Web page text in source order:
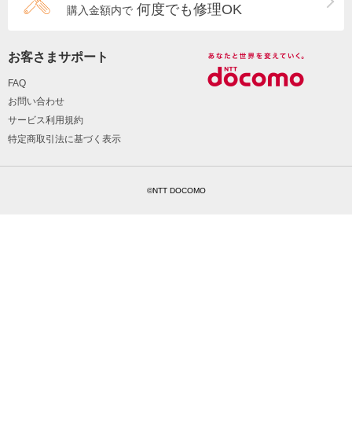
購入金額内で 何度でも修理OK
お客さまサポート
FAQ
お問い合わせ
サービス利用規約
特定商取引法に基づく表示
©NTT DOCOMO